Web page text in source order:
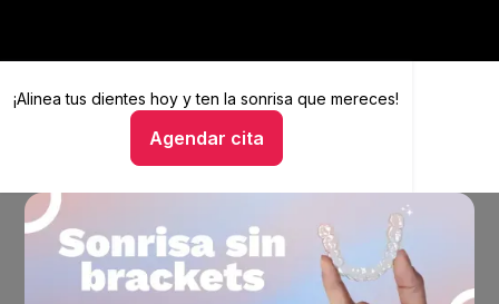
¡Alinea tus dientes hoy yten la sonrisa que mereces!
Agendar cita
Alinea tus dientes hoy y ten la sonrisa que mereces
Hablar con un asesor